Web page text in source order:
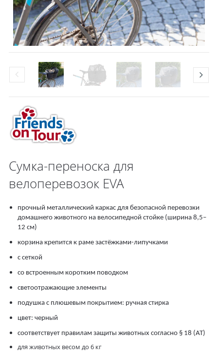
Сумка-переноска для
велоперевозок EVA
прочный металлический каркас для безопасной перевозки
домашнего животного на велосипедной стойке (ширина 8,5–
12 см)
корзина крепится к раме застёжками-липучками
с сеткой
со встроенным коротким поводком
светоотражающие элементы
подушка с плюшевым покрытием: ручная стирка
цвет: черный
соответствует правилам защиты животных согласно § 18 (AT)
для животных весом до 6 кг